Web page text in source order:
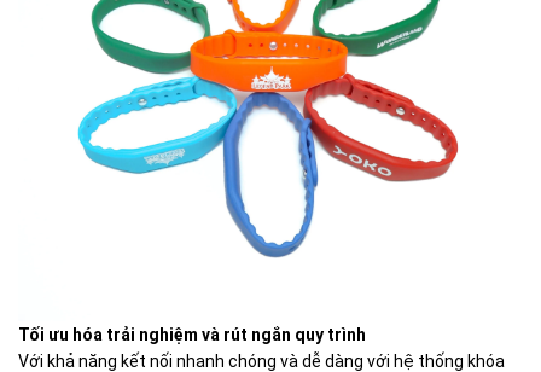
Tối ưu hóa trải nghiệm và rút ngắn quy trình
Với khả năng kết nối nhanh chóng và dễ dàng với hệ thống khóa